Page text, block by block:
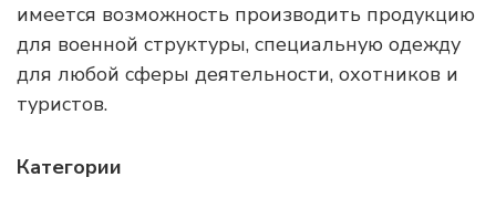
имеется возможность производить продукцию
для военной структуры, специальную одежду
для любой сферы деятельности, охотников и
туристов.
Категории